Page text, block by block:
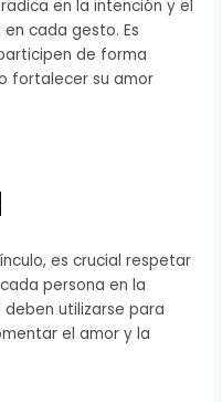
en la intención y el
cada gesto. Es
de forma
fortalecer su amor
es crucial respetar
persona en la
deben utilizarse para
el amor y la